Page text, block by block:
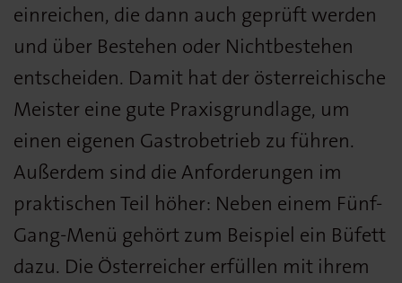
einreichen, die dann auch geprüft werden
und über Bestehen oder Nichtbestehen
entscheiden. Damit hat der österreichische
Meister eine gute Praxisgrundlage, um
einen eigenen Gastrobetrieb zu führen.
Außerdem sind die Anforderungen im
praktischen Teil höher: Neben einem Fünf-
Gang-Menü gehört zum Beispiel ein Büfett
dazu. Die Österreicher erfüllen mit ihrem